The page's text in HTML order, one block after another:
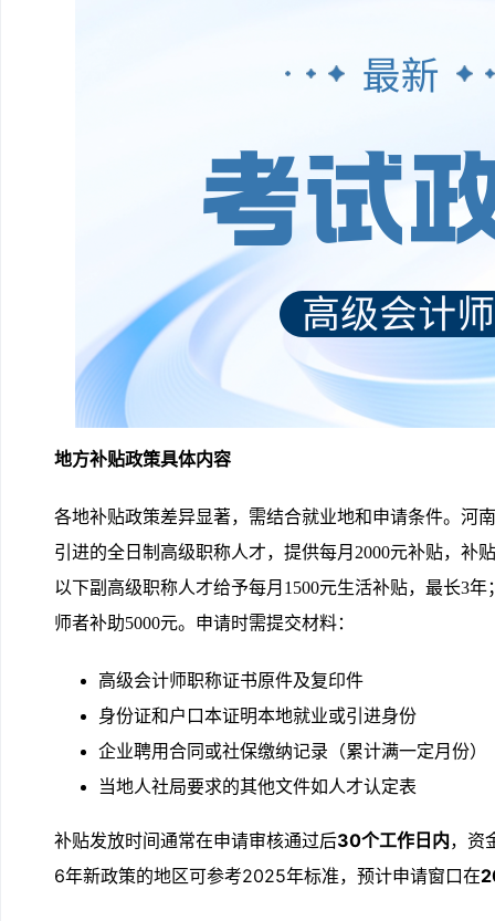
地方补贴政策具体内容
各地补贴政策差异显著，需结合就业地和申请条件。河
引进的全日制高级职称人才，提供每月2000元补贴，补
以下副高级职称人才给予每月1500元生活补贴，最长3
师者补助5000元。申请时需提交材料：
高级会计师职称证书原件及复印件
身份证和户口本证明本地就业或引进身份
企业聘用合同或社保缴纳记录（累计满一定月份）
当地人社局要求的其他文件如人才认定表
补贴发放时间通常在申请审核通过后30个工作日内，资
6年新政策的地区可参考2025年标准，预计申请窗口在